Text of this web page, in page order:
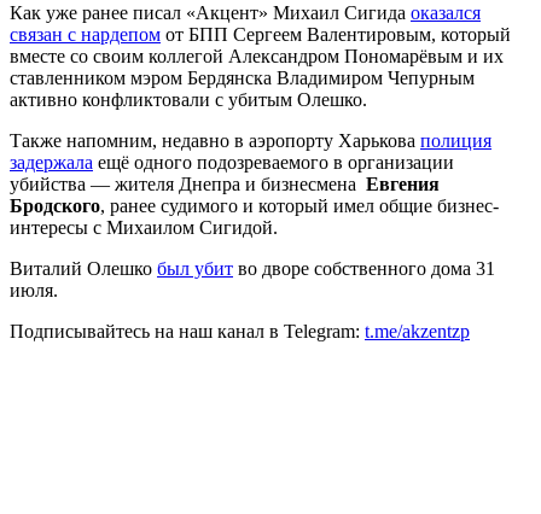
Как уже ранее писал «Акцент» Михаил Сигида оказался
связан с нардепом от БПП Сергеем Валентировым, который
вместе со своим коллегой Александром Пономарёвым и их
ставленником мэром Бердянска Владимиром Чепурным
активно конфликтовали с убитым Олешко.
Также напомним, недавно в аэропорту Харькова полиция
задержала ещё одного подозреваемого в организации
убийства — жителя Днепра и бизнесмена Евгения
Бродского, ранее судимого и который имел общие бизнес-
интересы с Михаилом Сигидой.
Виталий Олешко был убит во дворе собственного дома 31
июля.
Подписывайтесь на наш канал в Telegram: t.me/akzentzp